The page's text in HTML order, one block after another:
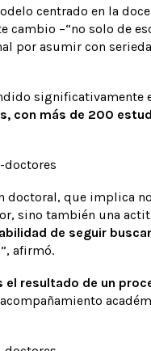
centrado en la
cambio –“no solo de
por asumir con
significativamente
con más de 200
doctoral, que implica
sino también una
de seguir
afirmó.
el resultado de un